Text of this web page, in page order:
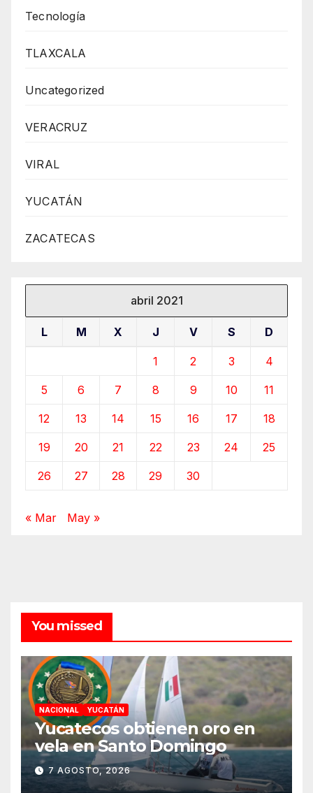
Tecnología
TLAXCALA
Uncategorized
VERACRUZ
VIRAL
YUCATÁN
ZACATECAS
abril 2021
L M X J V S D
1 2 3 4
5 6 7 8 9 10 11
12 13 14 15 16 17 18
19 20 21 22 23 24 25
26 27 28 29 30
« Mar May »
You missed
NACIONAL YUCATÁN
Yucatecos obtienen oro en
vela en Santo Domingo
7 AGOSTO, 2026